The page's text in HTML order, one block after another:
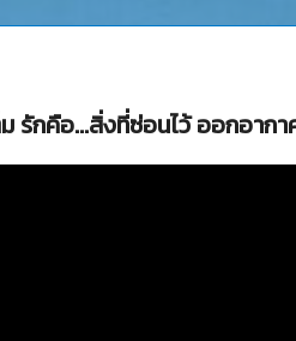
รักคือ...สิ่งที่ซ่อนไว้ ออกอากา